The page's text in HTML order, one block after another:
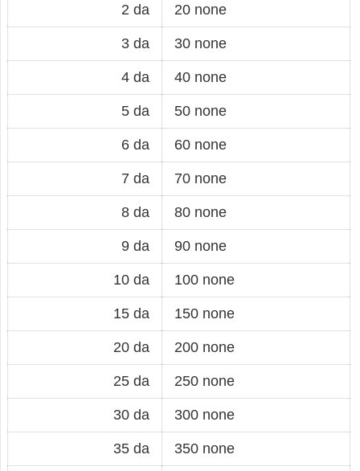
2 da 20 none
3 da 30 none
4 da 40 none
5 da 50 none
6 da 60 none
7 da 70 none
8 da 80 none
9 da 90 none
10 da 100 none
15 da 150 none
20 da 200 none
25 da 250 none
30 da 300 none
35 da 350 none